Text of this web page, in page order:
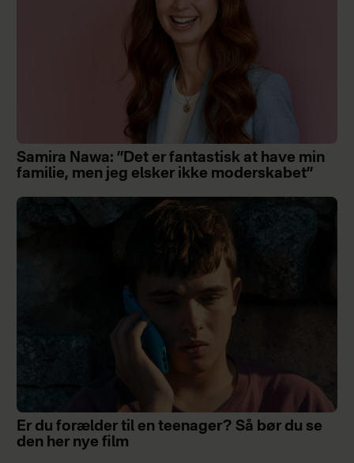
Samira Nawa: ”Det er fantastisk at have min
familie, men jeg elsker ikke moderskabet”
Er du forælder til en teenager? Så bør du se
den her nye film